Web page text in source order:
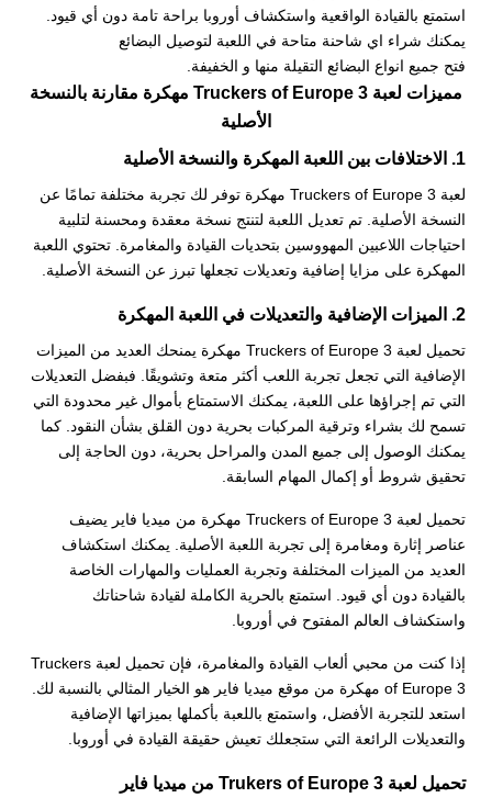
استمتع بالقيادة الواقعية واستكشاف أوروبا براحة تامة دون أي قيود.
يمكنك شراء اي شاحنة متاحة في اللعبة لتوصيل البضائع
فتح جميع انواع البضائع التقيلة منها و الخفيفة.
مميزات لعبة Truckers of Europe 3 مهكرة مقارنة بالنسخة
الأصلية
1. الاختلافات بين اللعبة المهكرة والنسخة الأصلية
لعبة Truckers of Europe 3 مهكرة توفر لك تجربة مختلفة تمامًا عن
النسخة الأصلية. تم تعديل اللعبة لتنتج نسخة معقدة ومحسنة لتلبية
احتياجات اللاعبين المهووسين بتحديات القيادة والمغامرة. تحتوي اللعبة
المهكرة على مزايا إضافية وتعديلات تجعلها تبرز عن النسخة الأصلية.
2. الميزات الإضافية والتعديلات في اللعبة المهكرة
تحميل لعبة Truckers of Europe 3 مهكرة يمنحك العديد من الميزات
الإضافية التي تجعل تجربة اللعب أكثر متعة وتشويقًا. فبفضل التعديلات
التي تم إجراؤها على اللعبة، يمكنك الاستمتاع بأموال غير محدودة التي
تسمح لك بشراء وترقية المركبات بحرية دون القلق بشأن النقود. كما
يمكنك الوصول إلى جميع المدن والمراحل بحرية، دون الحاجة إلى
تحقيق شروط أو إكمال المهام السابقة.
تحميل لعبة Truckers of Europe 3 مهكرة من ميديا فاير يضيف
عناصر إثارة ومغامرة إلى تجربة اللعبة الأصلية. يمكنك استكشاف
العديد من الميزات المختلفة وتجربة العمليات والمهارات الخاصة
بالقيادة دون أي قيود. استمتع بالحرية الكاملة لقيادة شاحناتك
واستكشاف العالم المفتوح في أوروبا.
إذا كنت من محبي ألعاب القيادة والمغامرة، فإن تحميل لعبة Truckers
of Europe 3 مهكرة من موقع ميديا فاير هو الخيار المثالي بالنسبة لك.
استعد للتجربة الأفضل، واستمتع باللعبة بأكملها بميزاتها الإضافية
والتعديلات الرائعة التي ستجعلك تعيش حقيقة القيادة في أوروبا.
تحميل لعبة Trukers of Europe 3 من ميديا فاير